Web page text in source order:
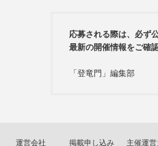
応募される際は、必ず
最新の開催情報をご確
「登竜門」編集部
運営会社 掲載申し込み 主催運営